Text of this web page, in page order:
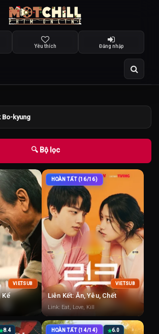
Yêu thích Đăng nhập
Bo-kyung
🔍 Bộ lọc
VIETSUB
Kể
HOÀN TẤT (16/16)
VIETSUB
Liên Kết: Ăn, Yêu, Chết
Link: Eat, Love, Kill
8.4 HOÀN TẤT (14/14) 6.0